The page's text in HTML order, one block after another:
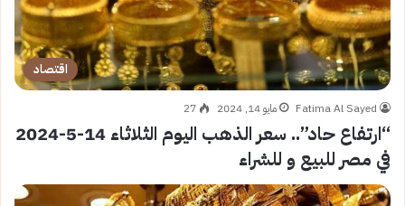
اقتصاد
Fatima Al Sayed مايو 14, 2024 27
“ارتفاع حاد”.. سعر الذهب اليوم الثلاثاء 14-5-2024
في مصر للبيع و للشراء